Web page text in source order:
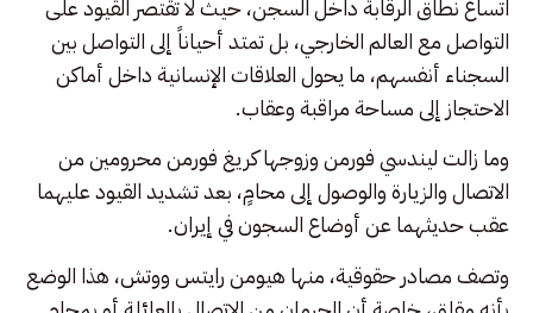
اتساع نطاق الرقابة داخل السجن، حيث لا تقتصر القيود على
التواصل مع العالم الخارجي، بل تمتد أحياناً إلى التواصل بين
السجناء أنفسهم، ما يحول العلاقات الإنسانية داخل أماكن
الاحتجاز إلى مساحة مراقبة وعقاب.
وما زالت ليندسي فورمن وزوجها كريغ فورمن محرومين من
الاتصال والزيارة والوصول إلى محامٍ، بعد تشديد القيود عليهما
عقب حديثهما عن أوضاع السجون في إيران.
وتصف مصادر حقوقية، منها هيومن رايتس ووتش، هذا الوضع